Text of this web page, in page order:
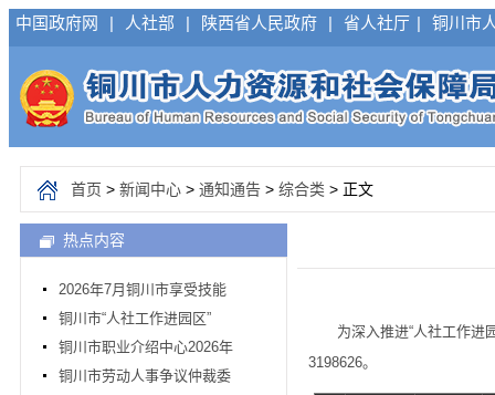
中国政府网 | 人社部 | 陕西省人民政府 | 省人社厅 | 铜川市
首页 > 新闻中心 > 通知通告 > 综合类 > 正文
热点内容
2026年7月铜川市享受技能
铜川市“人社工作进园区”
铜川市职业介绍中心2026年
铜川市劳动人事争议仲裁委
为深入推进“人社工作进园
3198626。